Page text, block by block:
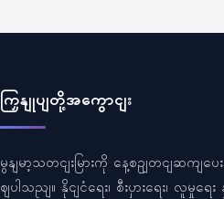
ကြှနျုပျတို့အကွောငျး
မွနျမာ့သတငျးမြားကို နေ့စဥျတငျဆကျ
ဈပါသညျ။ နိုငျငံရေး၊ စီးပှားရေး၊ လူ